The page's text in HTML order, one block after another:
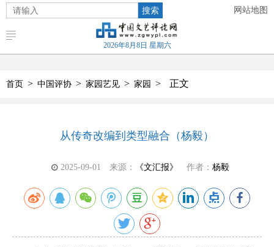
搜索 网站地图
2026年8月8日 星期六
首页 > 中国评协 > 家园艺见 > 家园 > 正文
从传奇改编到类型融合（杨毅）
2025-09-01 来源： 《文汇报》 作者： 杨毅